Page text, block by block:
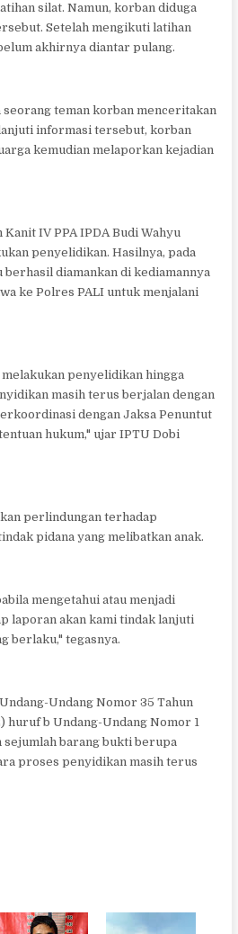
silat. Namun, korban diduga
Setelah mengikuti latihan
akhirnya diantar pulang.
teman korban menceritakan
informasi tersebut, korban
kemudian melaporkan kejadian
IV PPA IPDA Budi Wahyu
penyelidikan. Hasilnya, pada
diamankan di kediamannya
ke Polres PALI untuk menjalani
penyelidikan hingga
masih terus berjalan dengan
dengan Jaksa Penuntut
hukum," ujar IPTU Dobi
perlindungan terhadap
pidana yang melibatkan anak.
mengetahui atau menjadi
laporan akan kami tindak lanjuti
berlaku," tegasnya.
Undang Nomor 35 Tahun
huruf b Undang-Undang Nomor 1
sejumlah barang bukti berupa
proses penyidikan masih terus